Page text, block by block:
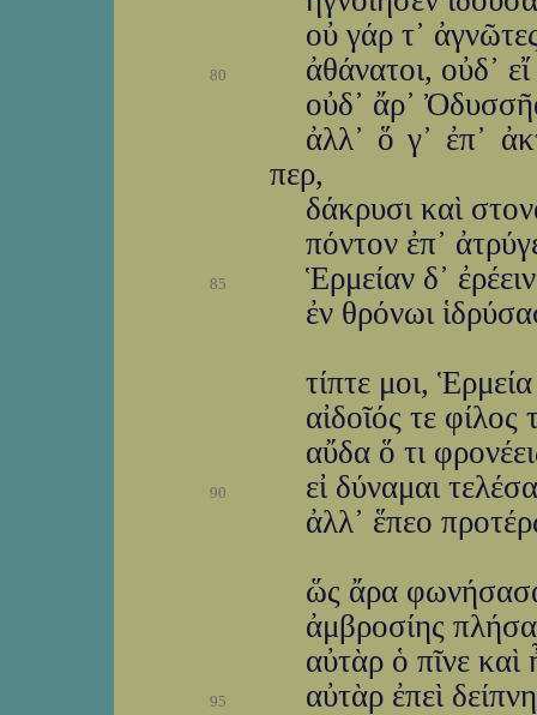
οὐ γάρ τ᾽
80
ἀθάνατοι, οὐδ᾽
οὐδ᾽ ἄρ᾽
ἀλλ᾽ ὅ γ᾽ ἐπ᾽
περ,
δάκρυσι καὶ
πόντον ἐπ᾽
85
Ἑρμείαν δ᾽
ἐν θρόνωι
τίπτε μοι,
αἰδοῖός τε φίλος
αὔδα ὅ τι
90
εἰ δύναμαι
ἀλλ᾽ ἕπεο
ὥς ἄρα
ἀμβροσίης
αὐτὰρ ὁ πῖνε καὶ
95
αὐτὰρ ἐπεὶ